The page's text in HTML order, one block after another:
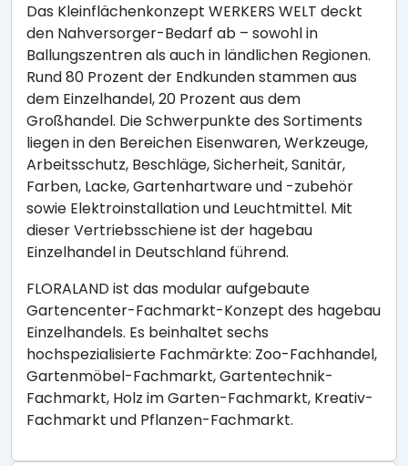
Das Kleinflächenkonzept WERKERS WELT deckt
den Nahversorger-Bedarf ab – sowohl in
Ballungszentren als auch in ländlichen Regionen.
Rund 80 Prozent der Endkunden stammen aus
dem Einzelhandel, 20 Prozent aus dem
Großhandel. Die Schwerpunkte des Sortiments
liegen in den Bereichen Eisenwaren, Werkzeuge,
Arbeitsschutz, Beschläge, Sicherheit, Sanitär,
Farben, Lacke, Gartenhartware und -zubehör
sowie Elektroinstallation und Leuchtmittel. Mit
dieser Vertriebsschiene ist der hagebau
Einzelhandel in Deutschland führend.
FLORALAND ist das modular aufgebaute
Gartencenter-Fachmarkt-Konzept des hagebau
Einzelhandels. Es beinhaltet sechs
hochspezialisierte Fachmärkte: Zoo-Fachhandel,
Gartenmöbel-Fachmarkt, Gartentechnik-
Fachmarkt, Holz im Garten-Fachmarkt, Kreativ-
Fachmarkt und Pflanzen-Fachmarkt.